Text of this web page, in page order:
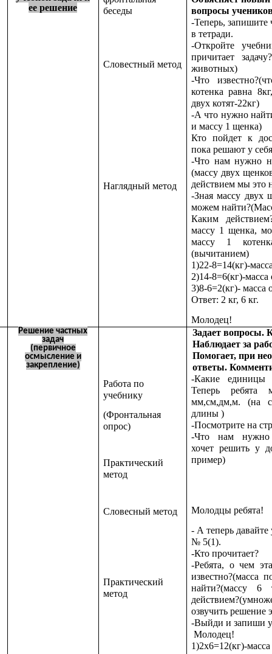
ее решение
беседы
Словестный метод
Наглядный метод
вопросы
-Теперь, запишите
в тетради.
-Откройте
причитает
животных)
-Что
котенка равна
двух котят-22кг)
-А что нужно
и массу 1 щенка)
Кто пойдет к
пока решают у
-Что нам нужно
(массу двух
действием мы это
-Зная массу двух
можем
Каким
массу 1 щенка,
массу 1
(вычитанием)
1)22-8=14(кг)-
2)14-8=6(кг)-
3)8-6=2(кг)- масса
Ответ: 2 кг, 6 кг.
Молодец!
Решение частных
задач
(первичное
осмысление и
закрепление)
Работа по
учебнику
(Фронтальная
опрос)
Практический
метод
Словесный метод
Практический
метод
Задает вопросы.
Наблюдает за
Помогает, при
ответы.
-Какие
Теперь
мм,см,дм,м. (на
длины )
-Посмотрите на
-Что нам нужно
хочет решить у
пример)
Молодцы ребята!
- А теперь
№ 5(1).
-Кто прочитает?
-Ребята, о чем
найти?(массу 6
озвучить решение
-Выйди и запиши
Молодец!
1)2х6=12(кг)-